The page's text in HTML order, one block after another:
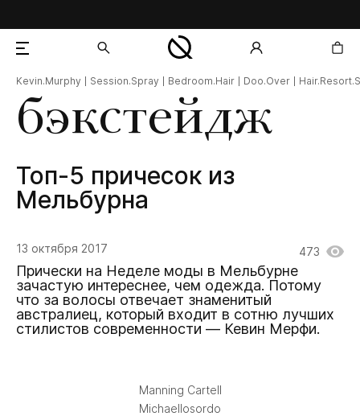
добавлен в корзину
бэкстейдж
Топ-5 причесок из
Мельбурна
Kevin.Murphy Session.Spray Bedroom.Hair Doo.Over
13 октября 2017 473
Прически на Неделе моды в Мельбурне
зачастую интереснее, чем одежда. Потому
что за волосы отвечает знаменитый
австралиец, который входит в сотню лучших
стилистов современности — Кевин Мерфи.
Manning Cartell
Michaellosordo